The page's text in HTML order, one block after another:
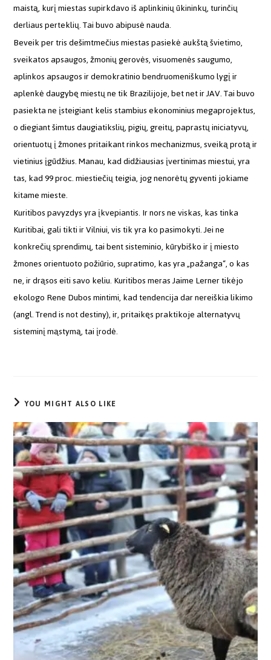
maistą, kurį miestas supirkdavo iš aplinkinių ūkininkų, turinčių
derliaus perteklių. Tai buvo abipusė nauda.
Beveik per tris dešimtmečius miestas pasiekė aukštą švietimo,
sveikatos apsaugos, žmonių gerovės, visuomenės saugumo,
aplinkos apsaugos ir demokratinio bendruomeniškumo lygį ir
aplenkė daugybę miestų ne tik Brazilijoje, bet net ir JAV. Tai buvo
pasiekta ne įsteigiant kelis stambius ekonominius megaprojektus,
o diegiant šimtus daugiatikslių, pigių, greitų, paprastų iniciatyvų,
orientuotų į žmones pritaikant rinkos mechanizmus, sveiką protą ir
vietinius įgūdžius. Manau, kad didžiausias įvertinimas miestui, yra
tas, kad 99 proc. miestiečių teigia, jog nenorėtų gyventi jokiame
kitame mieste.
Kuritibos pavyzdys yra įkvepiantis. Ir nors ne viskas, kas tinka
Kuritibai, gali tikti ir Vilniui, vis tik yra ko pasimokyti. Jei ne
konkrečių sprendimų, tai bent sisteminio, kūrybiško ir į miesto
žmones orientuoto požiūrio, supratimo, kas yra „pažanga“, o kas
ne, ir drąsos eiti savo keliu. Kuritibos meras Jaime Lerner tikėjo
ekologo Rene Dubos mintimi, kad tendencija dar nereiškia likimo
(angl. Trend is not destiny), ir, pritaikęs praktikoje alternatyvų
sisteminį mąstymą, tai įrodė.
YOU MIGHT ALSO LIKE